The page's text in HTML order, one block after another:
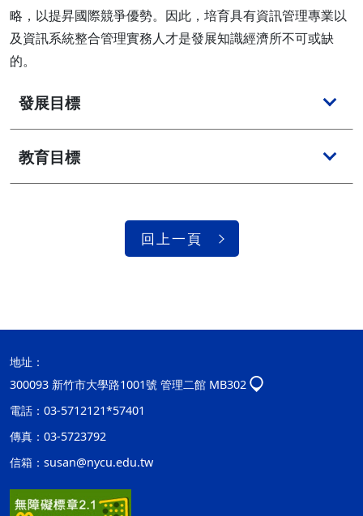
略，以提昇國際競爭優勢。因此，培育具有資訊管理專業以
及資訊系統整合管理實務人才是發展知識經濟所不可或缺
的。
發展目標
教育目標
回上一頁
地址：
300093 新竹市大學路1001號 管理二館 MB302
電話：03-5712121*57401
傳真：03-5723792
信箱： susan@nycu.edu.tw